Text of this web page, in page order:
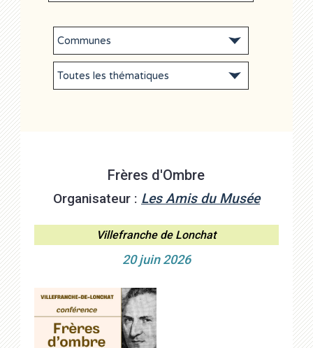
Frères d'Ombre
Organisateur : Les Amis du Musée
Villefranche de Lonchat
20 juin 2026